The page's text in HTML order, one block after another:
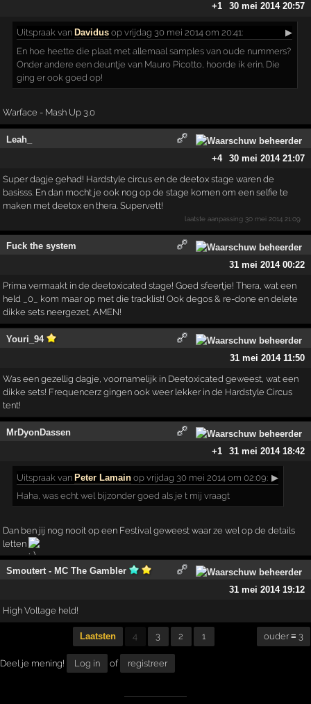
+1
30 mei 2014 20:57
Uitspraak van Davidus op vrijdag 30 mei 2014 om 20:41:
▶
En hoe heette die plaat met allemaal samples van oude nummers?
Onder andere een deuntje van Mauro Picotto, hoorde ik erin. Die
ging er ook goed op!
Warface - Mash Up 3.0
Leah_
+4
30 mei 2014 21:07
Super dagje gehad! Hardstyle circus en de deetox stage waren de
basisss. En dan mocht je ook nog op de stage komen om een selfie te
maken met deetox en thera. Supervett!
laatste aanpassing 30 mei 2014 21:09
Fuck the system
31 mei 2014 00:22
Prima vermaakt in de deetoxicated stage! Goed sfeertje! Thera, wat een
held _0_ kom maar op met die tracklist! Ook degos & re-done en delete
dikke sets neergezet, AMEN!
Youri_94
31 mei 2014 11:50
Was een gezellig dagje, voornamelijk in Deetoxicated geweest, wat een
dikke sets! Frequencerz gingen ook weer lekker in de Hardstyle Circus
tent!
MrDyonDassen
+1
31 mei 2014 18:42
Uitspraak vanPeter Lamain op vrijdag 30 mei 2014 om 02:09: ▶
Haha, was echt wel bijzonder goed als je t mij vraagt
Dan ben jij nog nooit op een Festival geweest waar ze wel op de details
letten
Smoutert - MC The Gambler
31 mei 2014 19:12
High Voltage held!
Laatsten 4 3 2 1 ouder ≡ 3
Deel je mening! Log in of registreer